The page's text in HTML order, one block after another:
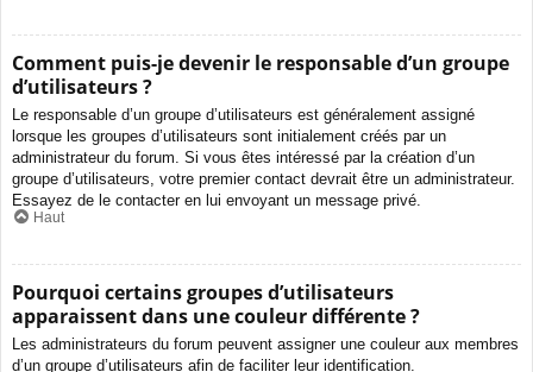
Comment puis-je devenir le responsable d’un groupe
d’utilisateurs ?
Le responsable d’un groupe d’utilisateurs est généralement assigné
lorsque les groupes d’utilisateurs sont initialement créés par un
administrateur du forum. Si vous êtes intéressé par la création d’un
groupe d’utilisateurs, votre premier contact devrait être un administrateur.
Essayez de le contacter en lui envoyant un message privé.
Haut
Pourquoi certains groupes d’utilisateurs
apparaissent dans une couleur différente ?
Les administrateurs du forum peuvent assigner une couleur aux membres
d’un groupe d’utilisateurs afin de faciliter leur identification.